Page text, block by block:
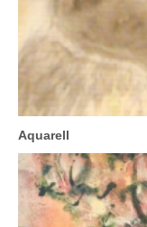
Aquarell